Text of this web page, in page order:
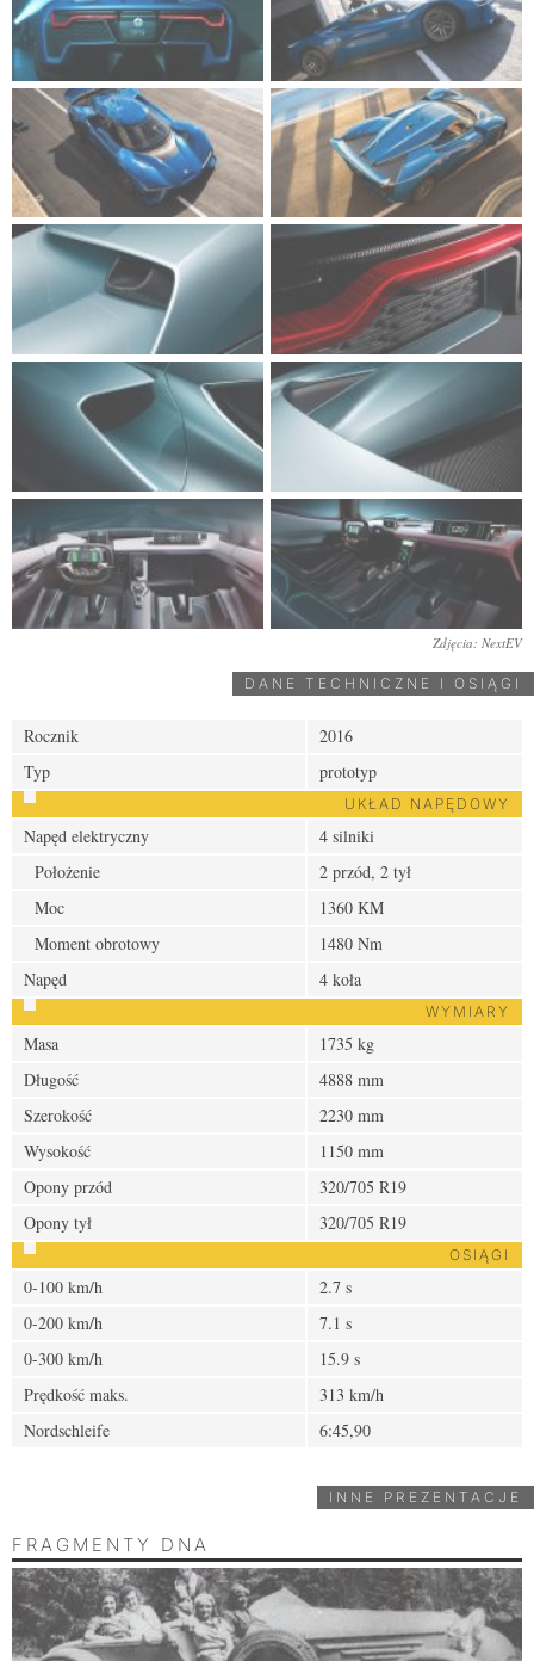
Zdjęcia: NextEV
DANE TECHNICZNE I OSIĄGI
Rocznik
2016
Typ
prototyp
UKŁAD NAPĘDOWY
Napęd elektryczny
4 silniki
Położenie
2 przód, 2 tył
Moc
1360 KM
Moment obrotowy
1480 Nm
Napęd
4 koła
WYMIARY
Masa
1735 kg
Długość
4888 mm
Szerokość
2230 mm
Wysokość
1150 mm
Opony przód
320/705 R19
Opony tył
320/705 R19
OSIĄGI
0-100 km/h
2.7 s
0-200 km/h
7.1 s
0-300 km/h
15.9 s
Prędkość maks.
313 km/h
Nordschleife
6:45,90
INNE PREZENTACJE
FRAGMENTY DNA